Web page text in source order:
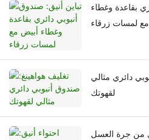
بقاعدة وغطاء
لمسات زرقاء
دائري مثالي
لقهوتك
من جرة العسل